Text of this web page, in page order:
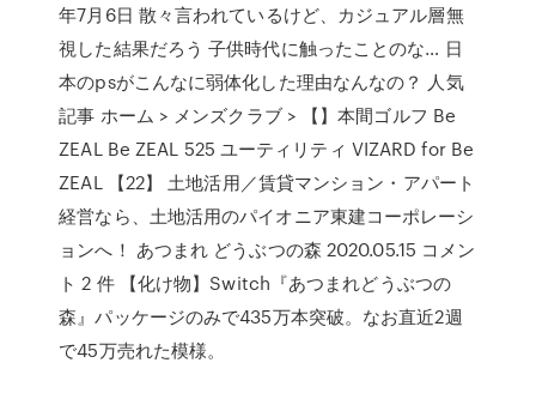
年7月6日 散々言われているけど、カジュアル層無
視した結果だろう 子供時代に触ったことのな… 日
本のpsがこんなに弱体化した理由なんなの？ 人気
記事 ホーム > メンズクラブ > 【】本間ゴルフ Be
ZEAL Be ZEAL 525 ユーティリティ VIZARD for Be
ZEAL 【22】 土地活用／賃貸マンション・アパート
経営なら、土地活用のパイオニア東建コーポレーシ
ョンへ！ あつまれ どうぶつの森 2020.05.15 コメン
ト 2 件 【化け物】Switch『あつまれどうぶつの
森』パッケージのみで435万本突破。なお直近2週
で45万売れた模様。